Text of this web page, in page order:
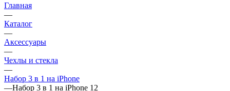
Главная
—
Каталог
—
Аксессуары
—
Чехлы и стекла
—
Набор 3 в 1 на iPhone
—Набор 3 в 1 на iPhone 12